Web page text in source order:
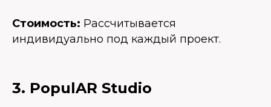
Стоимость: Рассчитывается
индивидуально под каждый проект.
3. PopulAR Studio